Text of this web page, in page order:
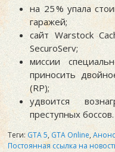
на 25 % упала
гаражей;
сайт Warstock
SecuroServ;
миссии
приносить
(RP);
удвоится
преступных боссов.
Теги:GTA 5,GTA Online,
Постоянная ссылка на